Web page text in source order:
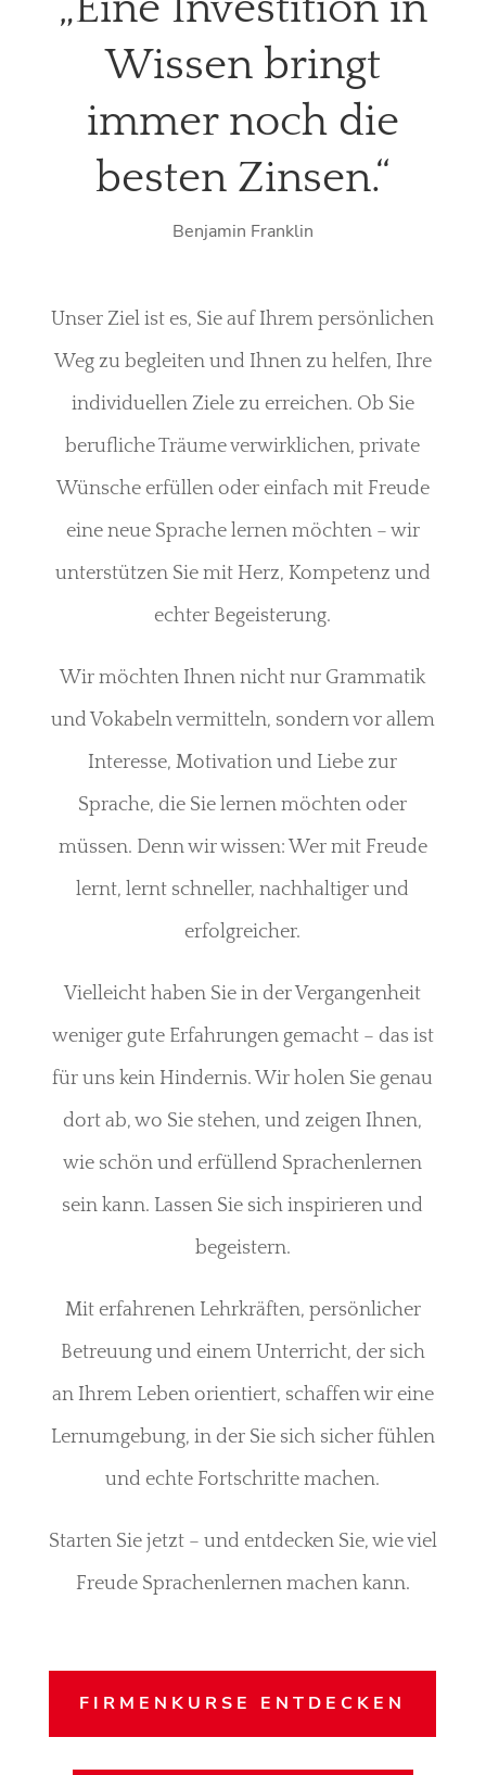
Wissen bringt
immer noch die
besten Zinsen.“
Benjamin Franklin
Unser Ziel ist es, Sie auf Ihrem persönlichen
Weg zu begleiten und Ihnen zu helfen, Ihre
individuellen Ziele zu erreichen. Ob Sie
berufliche Träume verwirklichen, private
Wünsche erfüllen oder einfach mit Freude
eine neue Sprache lernen möchten – wir
unterstützen Sie mit Herz, Kompetenz und
echter Begeisterung.
Wir möchten Ihnen nicht nur Grammatik
und Vokabeln vermitteln, sondern vor allem
Interesse, Motivation und Liebe zur
Sprache, die Sie lernen möchten oder
müssen. Denn wir wissen: Wer mit Freude
lernt, lernt schneller, nachhaltiger und
erfolgreicher.
Vielleicht haben Sie in der Vergangenheit
weniger gute Erfahrungen gemacht – das ist
für uns kein Hindernis. Wir holen Sie genau
dort ab, wo Sie stehen, und zeigen Ihnen,
wie schön und erfüllend Sprachenlernen
sein kann. Lassen Sie sich inspirieren und
begeistern.
Mit erfahrenen Lehrkräften, persönlicher
Betreuung und einem Unterricht, der sich
an Ihrem Leben orientiert, schaffen wir eine
Lernumgebung, in der Sie sich sicher fühlen
und echte Fortschritte machen.
Starten Sie jetzt – und entdecken Sie, wie viel
Freude Sprachenlernen machen kann.
FIRMENKURSE ENTDECKEN